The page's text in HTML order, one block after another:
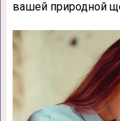
вашей природной